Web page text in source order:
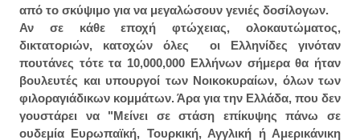
από το σκύψιμο για να μεγαλώσουν γενιές δοσίλογων.
Αν σε κάθε εποχή φτώχειας, ολοκαυτώματος,
δικτατοριών, κατοχών όλες οι Ελληνίδες γινόταν
πουτάνες τότε τα 10,000,000 Ελλήνων σήμερα θα ήταν
βουλευτές και υπουργοί των Νοικοκυραίων, όλων των
φιλοραγιάδικων κομμάτων. Άρα για την Ελλάδα, που δεν
γουστάρει να "Μείνει σε στάση επίκυψης πάνω σε
ουδεμία Ευρωπαϊκή, Τουρκική, Αγγλική ή Αμερικάνικη